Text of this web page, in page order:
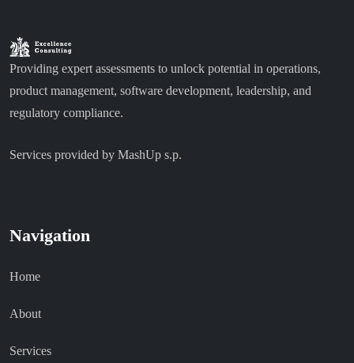
Providing expert assessments to unlock potential in operations,
product management, software development, leadership, and
regulatory compliance.
Services provided by MashUp s.p.
Navigation
Home
About
Services